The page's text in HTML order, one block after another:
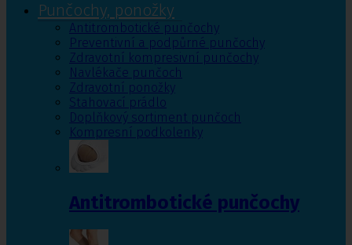
Punčochy, ponožky
Antitrombotické punčochy
Preventivní a podpůrné punčochy
Zdravotní kompresivní punčochy
Navlékače punčoch
Zdravotní ponožky
Stahovací prádlo
Doplňkový sortiment punčoch
Kompresní podkolenky
Antitrombotické punčochy